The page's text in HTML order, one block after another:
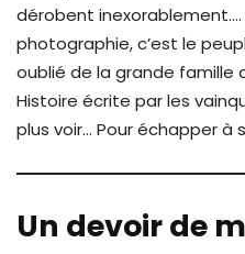
dérobent
photographie, c’est le
oublié de la grande famille
Histoire écrite par les
plus voir… Pour échapper à
Un devoir de